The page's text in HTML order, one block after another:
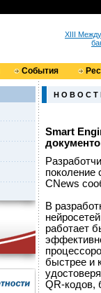
XIII
События
Н О В О С Т
Smart
поколение
CNews
В
работает
быстрее и
QR-кодов,